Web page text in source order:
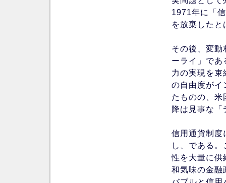
1971年に「
を放棄した
その後、変動
ーライ」であ
力の実現を束
の自由度がイ
たものの、
降は見事な「
信用通貨制度
し、である
性を大量に供
和気味の金融